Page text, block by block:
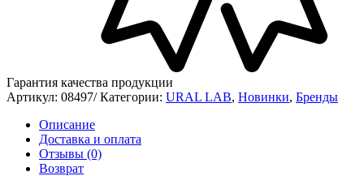
Гарантия качества продукции
Артикул: 08497/ Категории: URAL LAB, Новинки, Бренды
Описание
Доставка и оплата
Отзывы (0)
Возврат